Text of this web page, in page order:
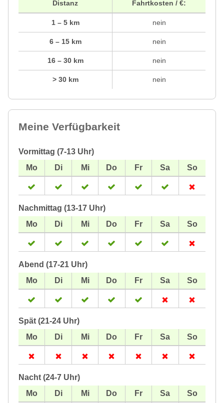
Distanz
1 – 5 km
6 – 15 km
16 – 30 km
> 30 km
Fahrtkosten / €:
nein
nein
nein
nein
Meine Verfügbarkeit
Vormittag (7-13 Uhr)
Nachmittag (13-17 Uhr)
Abend (17-21 Uhr)
Spät (21-24 Uhr)
Nacht (24-7 Uhr)